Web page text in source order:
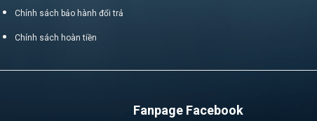
Chính sách bảo hành đổi trả
Chính sách hoàn tiền
Fanpage Facebook